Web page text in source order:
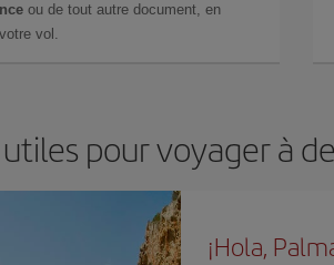
ou de tout autre document, en
vol.
pour voyager à
¡Hola,